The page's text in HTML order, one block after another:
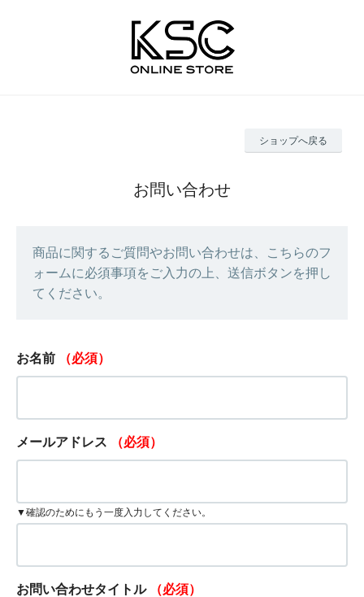
ショップへ戻る
お問い合わせ
商品に関するご質問やお問い合わせは、こちらのフ
ォームに必須事項をご入力の上、送信ボタンを押し
てください。
お名前 （必須）
メールアドレス （必須）
▼確認のためにもう一度入力してください。
お問い合わせタイトル （必須）